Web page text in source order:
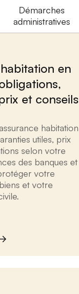
Démarches
administratives
en
et conseils
habitation
utiles, prix
selon votre
des banques et
votre
et votre